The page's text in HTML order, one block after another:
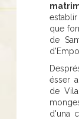
que
de
ésser
de
d'una